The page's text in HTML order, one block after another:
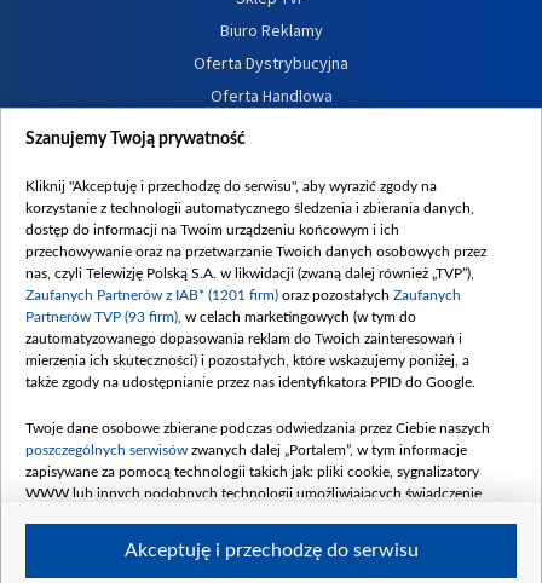
Biuro Reklamy
Oferta Dystrybucyjna
Oferta Handlowa
Dostępność
Procedura zgłoszeń wewnętrznych
Szanujemy Twoją prywatność
Kliknij "Akceptuję i przechodzę do serwisu", aby wyrazić zgody na
korzystanie z technologii automatycznego śledzenia i zbierania danych,
dostęp do informacji na Twoim urządzeniu końcowym i ich
przechowywanie oraz na przetwarzanie Twoich danych osobowych przez
nas, czyli Telewizję Polską S.A. w likwidacji (zwaną dalej również „TVP”),
Zaufanych Partnerów z IAB* (1201 firm) oraz pozostałych Zaufanych
Partnerów TVP (93 firm) , w celach marketingowych (w tym do
zautomatyzowanego dopasowania reklam do Twoich zainteresowań i
mierzenia ich skuteczności) i pozostałych, które wskazujemy poniżej, a
także zgody na udostępnianie przez nas identyfikatora PPID do Google.
Twoje dane osobowe zbierane podczas odwiedzania przez Ciebie naszych
poszczególnych serwisów zwanych dalej „Portalem”, w tym informacje
zapisywane za pomocą technologii takich jak: pliki cookie, sygnalizatory
WWW lub innych podobnych technologii umożliwiających świadczenie
Akceptuję i przechodzę do serwisu